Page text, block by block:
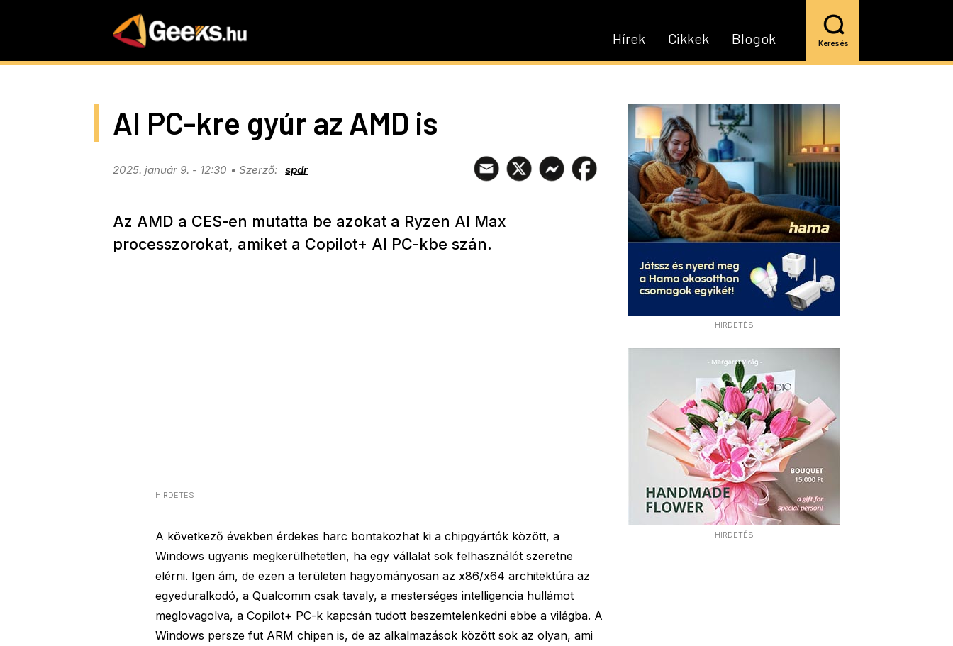
Blogok
Cikkek
Hírek Keresés
HIRDETÉS
HIRDETÉS
AI PC-kre gyúr az AMD is
2025. január 9. - 12:30 spdr
Az AMD a CES-en mutatta be azokat a Ryzen AI Max
processzorokat, amiket a Copilot+ AI PC-kbe szán.
HIRDETÉS
A következő években érdekes harc bontakozhat ki a chipgyártók között, a
Windows ugyanis megkerülhetetlen, ha egy vállalat sok felhasználót szeretne
elérni. Igen ám, de ezen a területen hagyományosan az x86/x64 architektúra az
egyeduralkodó, a Qualcomm csak tavaly, a mesterséges intelligencia hullámot
meglovagolva, a Copilot+ PC-k kapcsán tudott beszemtelenkedni ebbe a világba. A
Windows persze fut ARM chipen is, de az alkalmazások között sok az olyan, ami